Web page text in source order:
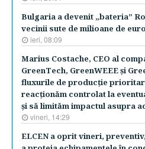
Bulgaria a devenit „bateria”
vecinii sute de milioane de
ieri, 08:09
Marius Costache, CEO al
GreenTech, GreenWEEE şi
fluxurile de producţie
reacţionăm controlat la
şi să limităm impactul asupra
vineri, 14:29
ELCEN a oprit vineri,